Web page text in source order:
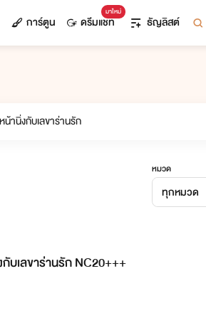
การ์ตูน
มาใหม่
ดรีมแชท ธัญลิสต์
หมวด
ทุกหมวด
บเลขาร่านรัก NC20+++